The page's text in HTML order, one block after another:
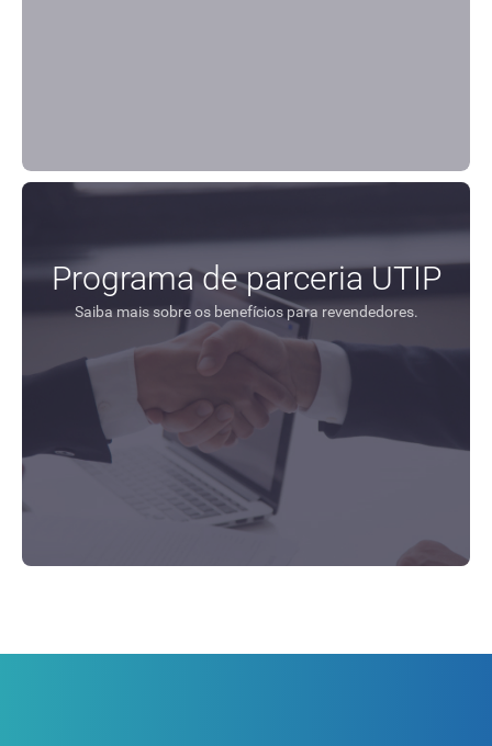
Programa de parceria UTIP
Saiba mais sobre os benefícios para revendedores.